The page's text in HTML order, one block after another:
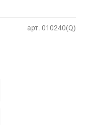
арт. 010240(Q)